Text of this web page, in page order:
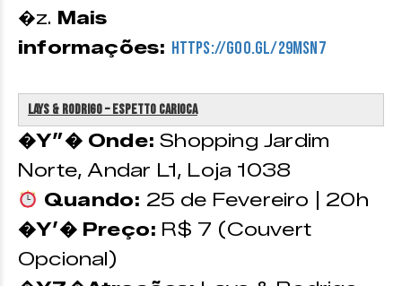
�z. Mais
informações: https://goo.gl/29Msn7
Lays & Rodrigo – Espetto Carioca
�Y”� Onde:Shopping Jardim
Norte, Andar L1, Loja 1038
Quando: 25 de Fevereiro | 20h
�Y’� Preço: R$ 7 (Couvert
Opcional)